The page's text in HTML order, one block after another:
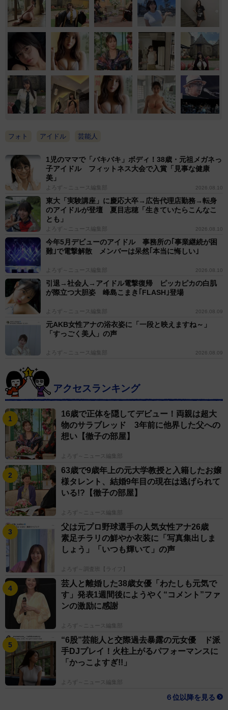
フォト アイドル 芸能人
1児のママで「バキバキ」ボディ！38歳・元祖メガネっ
子アイドル フィットネス大会で入賞「見事な健康
美」
よろず～ニュース編集部 2026.08.10
東大「実験講座」に慶応大卒→広告代理店勤務→転身
のアイドルが登壇 夏目志穂「生きていたらこんなこ
とも」
よろず～ニュース編集部 2026.08.10
今年5月デビューのアイドル 事務所の｢事業継続が困
難｣で電撃解散 メンバーは呆然｢本当に悔しい｣
よろず～ニュース編集部 2026.08.10
引退→社会人→アイドル電撃復帰 ピッカピカの白肌
が際立つ大胆姿 峰島こまき｢FLASH｣登場
よろず～ニュース編集部 2026.08.09
元AKB女性アナの浴衣姿に「一段と映えますね～」
「すっごく美人」の声
よろず～ニュース編集部 2026.08.09
アクセスランキング
16歳で正体を隠してデビュー！両親は超大
物のサラブレッド 3年前に他界した父への
想い【徹子の部屋】
よろず～ニュース編集部
63歳で9歳年上の元大学教授と入籍したお嬢
様タレント、結婚9年目の現在は逃げられて
いる!?【徹子の部屋】
よろず～ニュース編集部
父は元プロ野球選手の人気女性アナ26歳
素足チラリの鮮やか衣装に「写真集出しま
しょう」「いつも輝いて」の声
よろず～調査班【ライフ】
芸人と離婚した38歳女優「わたしも元気で
す」発表1週間後にようやく“コメント”ファ
ンの激励に感謝
よろず～ニュース編集部
“6股”芸能人と交際過去暴露の元女優 ド派
手DJプレイ！火柱上がるパフォーマンスに
「かっこよすぎ!!」
よろず～ニュース編集部
６位以降を見る